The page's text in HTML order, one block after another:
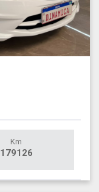
Km
179126